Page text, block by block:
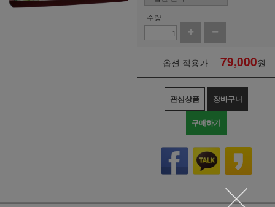
수량
옵션 적용가 79,000원
관심상품 장바구니
구매하기